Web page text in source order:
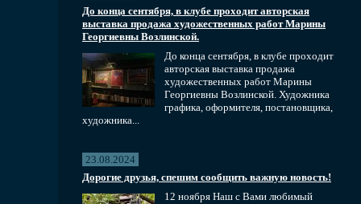
До конца сентября, в клубе проходит авторская
выставка продажа художественных работ Марины
Георгиевны Возлинской.
До конца сентября, в клубе проходит
авторская выставка продажа
художественных работ Марины
Георгиевны Возлинской. Художника
графика, оформителя, постановщика,
художника...
23.08.2024
Дорогие друзья, спешим сообщить важную новость!
12 ноября Наш с Вами любимый